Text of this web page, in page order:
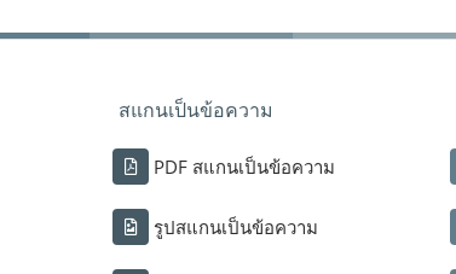
สแกนเป็นข้อความ
PDF สแกนเป็นข้อความ
รูปสแกนเป็นข้อความ